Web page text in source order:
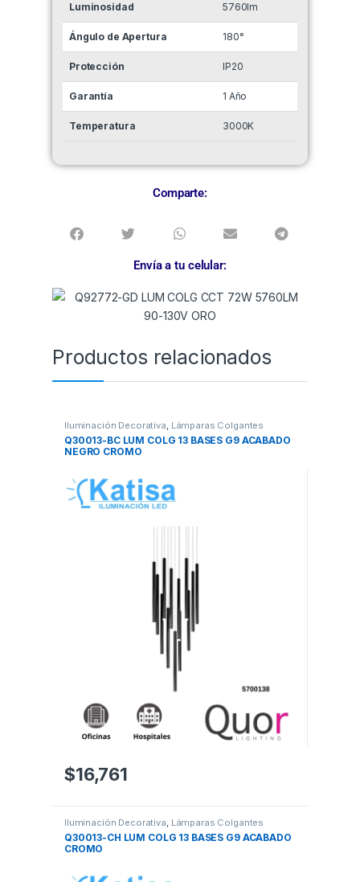
Luminosidad 5760lm
Ángulo de Apertura 180°
Protección IP20
Garantía 1 Año
Temperatura 3000K
Comparte:
Envía a tu celular:
Productos relacionados
Iluminación Decorativa, Lámparas Colgantes
Q30013-BC LUM COLG 13 BASES G9 ACABADO
NEGRO CROMO
$16,761
Iluminación Decorativa Lámparas Colgantes
Q30013-CH LUM COLG 13 BASES G9 ACABADO
CROMO